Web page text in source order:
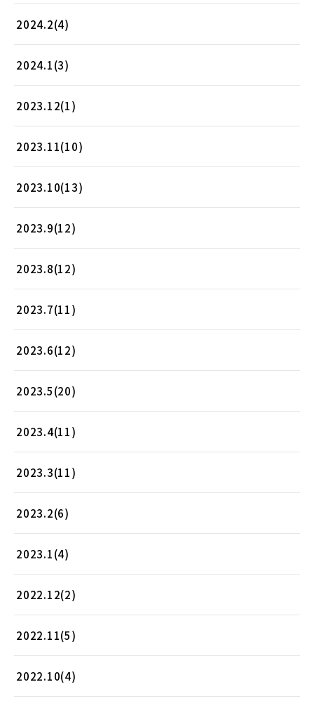
2024.2(4)
2024.1(3)
2023.12(1)
2023.11(10)
2023.10(13)
2023.9(12)
2023.8(12)
2023.7(11)
2023.6(12)
2023.5(20)
2023.4(11)
2023.3(11)
2023.2(6)
2023.1(4)
2022.12(2)
2022.11(5)
2022.10(4)